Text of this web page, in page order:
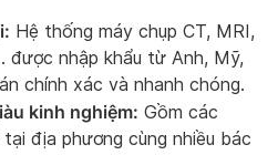
Hệ thống máy chụp CT, MRI,
được nhập khẩu từ Anh, Mỹ,
chính xác và nhanh chóng.
kinh nghiệm: Gồm các
địa phương cùng nhiều bác